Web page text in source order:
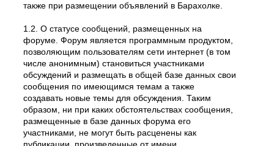
также при размещении объявлений в Барахолке.
1.2. О статусе сообщений, размещенных на
форуме. Форум является программным продуктом,
позволяющим пользователям сети интернет (в том
числе анонимным) становиться участниками
обсуждений и размещать в общей базе данных свои
сообщения по имеющимся темам а также
создавать новые темы для обсуждения. Таким
образом, ни при каких обстоятельствах сообщения,
размещенные в базе данных форума его
участниками, не могут быть расценены как